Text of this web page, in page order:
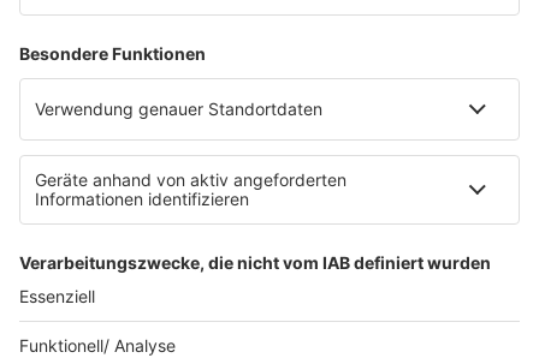
Hier könnt ihr euch zur legendären Parade zurück
beamen. Mit einem eigenen Radio: 90s90s
LOVEPARADE!
mehr lesen